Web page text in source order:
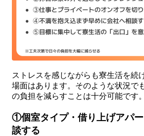
ストレスを感じながらも寮生活を続
場面はあります。そのような状況で
の負担を減らすことは十分可能です。
①個室タイプ・借り上げアパ
談する